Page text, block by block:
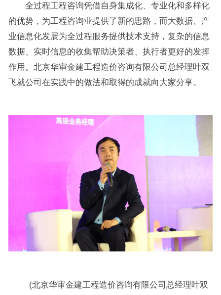
全过程工程咨询凭借自身集成化、专业化和多样化
的优势，为工程咨询业提供了新的思路，而大数据、产
业信息化发展为全过程服务提供技术支持，复杂的信息
数据、实时信息的收集帮助决策者、执行者更好的发挥
作用。北京华审金建工程造价咨询有限公司总经理叶双
飞就公司在实践中的做法和取得的成就向大家分享。
(北京华审金建工程造价咨询有限公司总经理叶双